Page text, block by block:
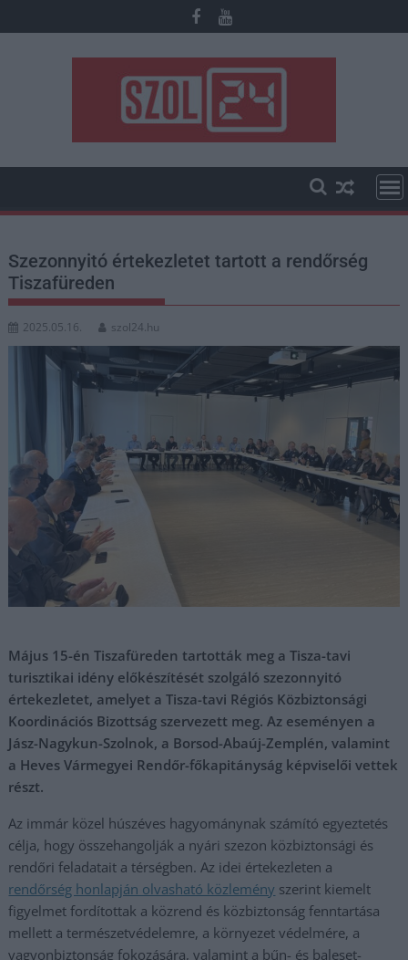
to
Szezonnyitó értekezletet tartott a rendőrség
Tiszafüreden
2025.05.16. szol24.hu
Május 15-én Tiszafüreden tartották meg a Tisza-tavi
turisztikai idény előkészítését szolgáló szezonnyitó
értekezletet, amelyet a Tisza-tavi Régiós Közbiztonsági
Koordinációs Bizottság szervezett meg. Az eseményen a
Jász-Nagykun-Szolnok, a Borsod-Abaúj-Zemplén, valamint
a Heves Vármegyei Rendőr-főkapitányság képviselői vettek
részt.
Az immár közel húszéves hagyománynak számító egyeztetés
célja, hogy összehangolják a nyári szezon közbiztonsági és
rendőri feladatait a térségben. Az idei értekezleten a
rendőrség honlapján olvasható közlemény szerint kiemelt
figyelmet fordítottak a közrend és közbiztonság fenntartása
mellett a természetvédelemre, a környezet védelmére, a
vagyonbiztonság fokozására, valamint a bűn- és baleset-